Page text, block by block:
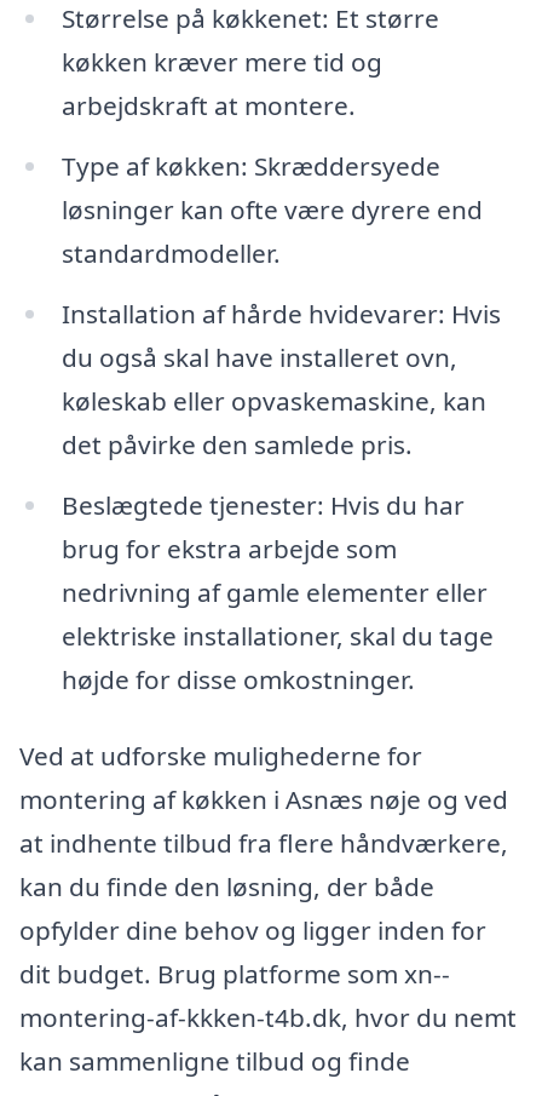
Størrelse på køkkenet: Et større
køkken kræver mere tid og
arbejdskraft at montere.
Type af køkken: Skræddersyede
løsninger kan ofte være dyrere end
standardmodeller.
Installation af hårde hvidevarer: Hvis
du også skal have installeret ovn,
køleskab eller opvaskemaskine, kan
det påvirke den samlede pris.
Beslægtede tjenester: Hvis du har
brug for ekstra arbejde som
nedrivning af gamle elementer eller
elektriske installationer, skal du tage
højde for disse omkostninger.
Ved at udforske mulighederne for
montering af køkken i Asnæs nøje og ved
at indhente tilbud fra flere håndværkere,
kan du finde den løsning, der både
opfylder dine behov og ligger inden for
dit budget. Brug platforme som xn--
montering-af-kkken-t4b.dk, hvor du nemt
kan sammenligne tilbud og finde